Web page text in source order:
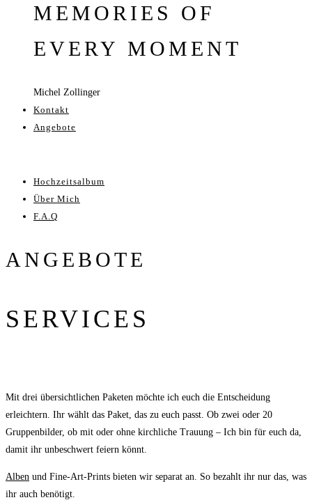
MEMORIES OF
EVERY MOMENT
Michel Zollinger
Kontakt
Angebote
Hochzeitsalbum
Über Mich
F.A.Q
ANGEBOTE
SERVICES
Mit drei übersichtlichen Paketen möchte ich euch die Entscheidung
erleichtern. Ihr wählt das Paket, das zu euch passt. Ob zwei oder 20
Gruppenbilder, ob mit oder ohne kirchliche Trauung – Ich bin für euch da,
damit ihr unbeschwert feiern könnt.
Alben und Fine-Art-Prints bieten wir separat an. So bezahlt ihr nur das, was
ihr auch benötigt.